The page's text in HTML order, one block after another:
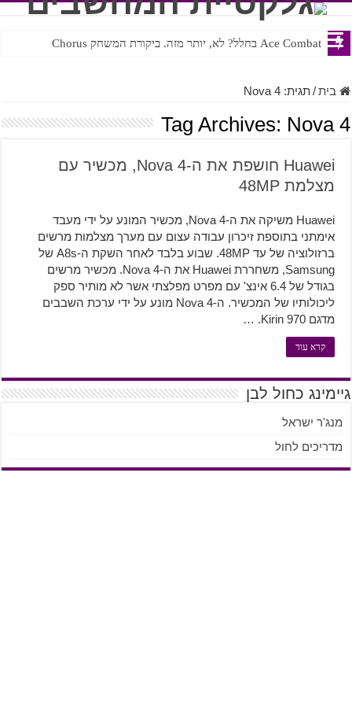
Ace Combat בחלל? לא, יותר מזה. ביקורת המשחק Chorus
Steven Universe והשירים שתורגמו בצורה נוראית לעברית
בית/תגית:Nova 4
Tag Archives: Nova 4
Huawei חושפת את ה-Nova 4, מכשיר עם
מצלמת 48MP
Huawei משיקה את ה-Nova 4, מכשיר המונע על ידי מעבד
אימתני בתוספת זיכרון עבודה עצום עם מערך מצלמות מרשים
ברזולוציה של עד 48MP. שבוע בלבד לאחר השקת ה-A8s של
Samsung, משחררת Huawei את ה-Nova 4. מכשיר מרשים
בגודל של 6.4 אינצ' עם מפרט מפלצתי אשר לא מותיר ספק
ליכולותיו של המכשיר. ה-Nova 4 מונע על ידי ערכת השבבים
מדגם Kirin 970. …
קרא עוד
גיימינג כחול לבן
מנג'ר ישראל
מדריכים לחול